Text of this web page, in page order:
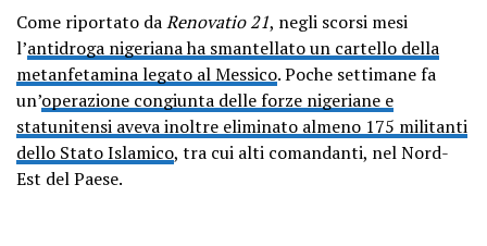
Come riportato daRenovatio 21, negli scorsi mesi
l’antidroga nigeriana ha smantellato un cartello della
metanfetamina legato al Messico. Poche settimane fa
un’operazione congiunta delle forze nigeriane e
statunitensi aveva inoltre eliminato almeno 175 militanti
dello Stato Islamico, tra cui alti comandanti, nel Nord-
Est del Paese.